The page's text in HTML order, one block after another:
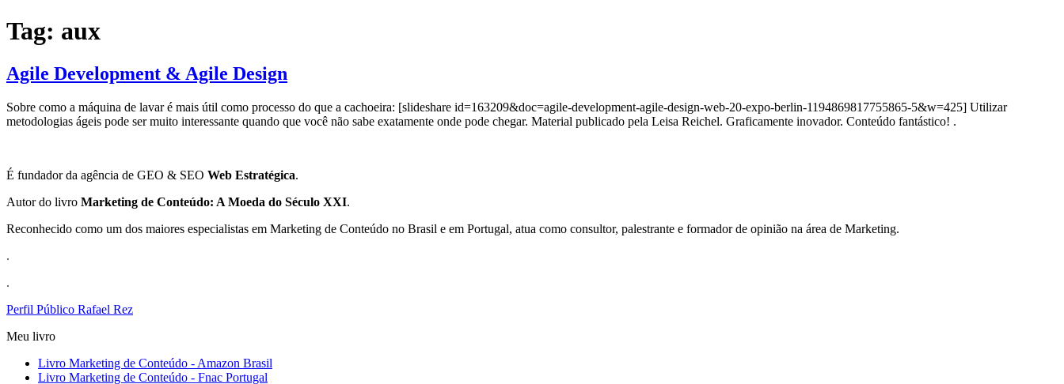
Tag: aux
Agile Development & Agile Design
Sobre como a máquina de lavar é mais útil como processo do que a cachoeira: [slideshare id=163209&doc=agile-development-agile-design-web-20-expo-berlin-1194869817755865-5&w=425] Utilizar
metodologias ágeis pode ser muito interessante quando que você não sabe exatamente onde pode chegar. Material publicado pela Leisa Reichel. Graficamente inovador. Conteúdo fantástico! .
É fundador da agência de GEO & SEO Web Estratégica.
Autor do livro Marketing de Conteúdo: A Moeda do Século XXI.
Reconhecido como um dos maiores especialistas em Marketing de Conteúdo no Brasil e em Portugal, atua como consultor, palestrante e formador de opinião na área de Marketing.
.
.
Perfil Público Rafael Rez
Meu livro
Livro Marketing de Conteúdo - Amazon Brasil
Livro Marketing de Conteúdo - Fnac Portugal